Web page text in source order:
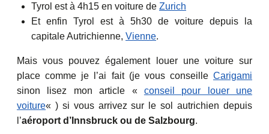
Tyrol est à 4h15 en voiture de Zurich
Et enfin Tyrol est à 5h30 de voiture depuis la
capitale Autrichienne, Vienne.
Mais vous pouvez également louer une voiture sur
place comme je l’ai fait (je vous conseille Carigami
sinon lisez mon article « conseil pour louer une
voiture« ) si vous arrivez sur le sol autrichien depuis
l’aéroport d’Innsbruck ou de Salzbourg.